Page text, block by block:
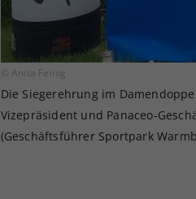
© Anita Feinig
Die Siegerehrung im
Vizepräsident und Panaceo-
(Geschäftsführer Sportpark